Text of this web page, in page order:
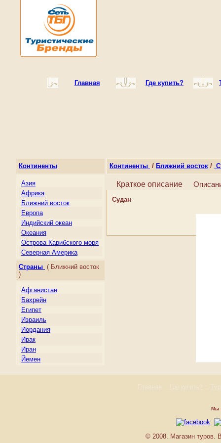
Главная Где купить?
Континенты
Азия
Африка
Ближний восток
Европа
Индийский океан
Океания
Острова Карибского моря
Северная Америка
Центральная Америка
Южная Америка
Страны ( Ближний восток
)
Афганистан
Бахрейн
Египет
Израиль
Иордания
Ирак
Иран
Йемен
Континенты / Ближний восток /
Краткое описание
Судан
Главная Где купить?
Мы
© 2008. Магазин